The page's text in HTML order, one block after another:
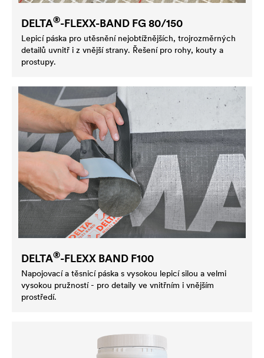
DELTA®-FLEXX-BAND FG 80/150
Lepicí páska pro utěsnění nejobtížnějších, trojrozměrných
detailů uvnitř i z vnější strany. Řešení pro rohy, kouty a
prostupy.
DELTA®-FLEXX BAND F100
Napojovací a těsnicí páska s vysokou lepicí silou a velmi
vysokou pružností - pro detaily ve vnitřním i vnějším
prostředí.